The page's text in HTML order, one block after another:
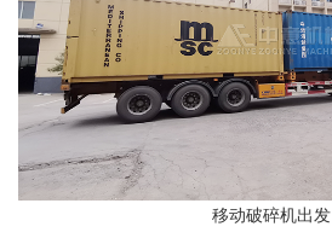
移动破碎机出发